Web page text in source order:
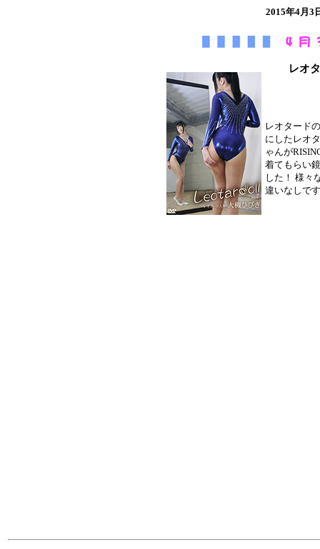
2015年4月
レオ
レオタード
にしたレオ
ゃんが
着てもらい
した！ 様々
違いなしで